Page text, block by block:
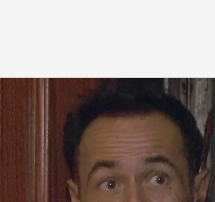
Dale al play y disfruta del
de España.